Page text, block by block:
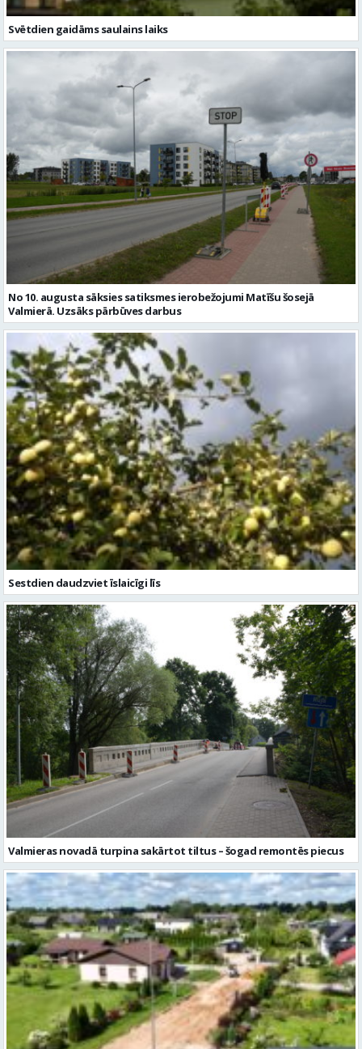
Svētdien gaidāms saulains laiks
No 10. augusta sāksies satiksmes ierobežojumi Matīšu šosejā
Valmierā. Uzsāks pārbūves darbus
Sestdien daudzviet īslaicīgi līs
Valmieras novadā turpina sakārtot tiltus – šogad remontēs piecus